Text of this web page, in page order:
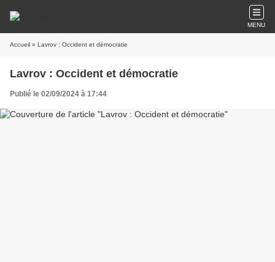
MENU
Accueil » Lavrov : Occident et démocratie
Lavrov : Occident et démocratie
Publié le 02/09/2024 à 17:44